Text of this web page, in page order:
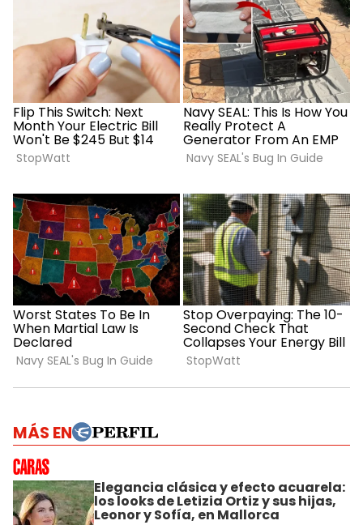
MÁS EN
Elegancia clásica y efecto acuarela:
los looks de Letizia Ortiz y sus hijas,
Leonor y Sofía, en Mallorca